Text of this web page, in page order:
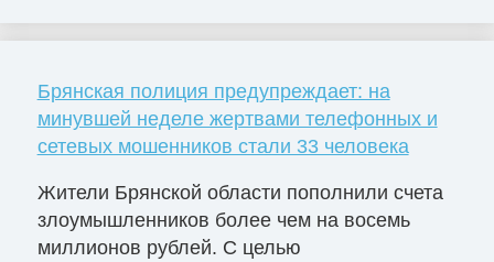
Брянская полиция предупреждает: на
минувшей неделе жертвами телефонных и
сетевых мошенников стали 33 человека
Жители Брянской области пополнили счета
злоумышленников более чем на восемь
миллионов рублей. С целью